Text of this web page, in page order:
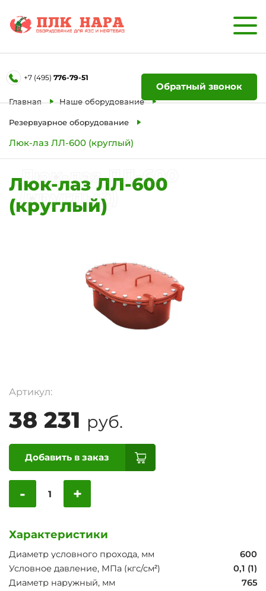
+7 (495) 776-79-51
Обратный звонок
Главная Наше оборудование
Резервуарное оборудование
Люк-лаз ЛЛ-600 (круглый)
Люк-лаз ЛЛ-600
(круглый)
Люк-лаз ЛЛ-600
(круглый)
Артикул:
38 231 руб.
Добавить в заказ
- +
Характеристики
Диаметр условного прохода, мм
600
Условное давление, МПа (кгс/см²)
0,1 (1)
Диаметр наружный, мм
765
Форма обратной связи
Ваше имя
Телефон